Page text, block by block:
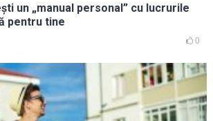
un „manual personal” cu lucrurile
pentru tine
0